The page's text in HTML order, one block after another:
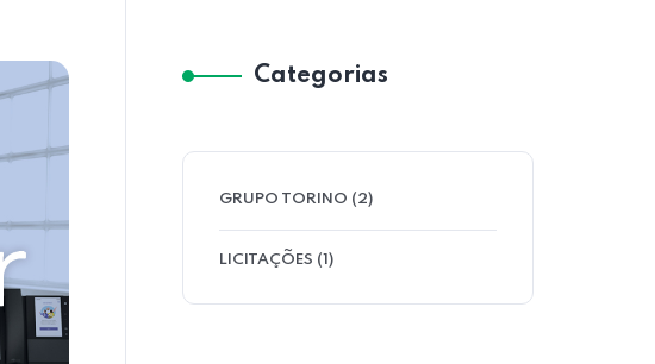
Categorias
GRUPO TORINO (2)
LICITAÇÕES (1)